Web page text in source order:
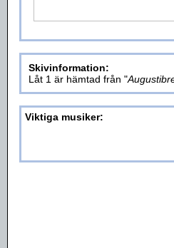
Skivinformation:
Låt 1 är hämtad från "
Viktiga musiker: